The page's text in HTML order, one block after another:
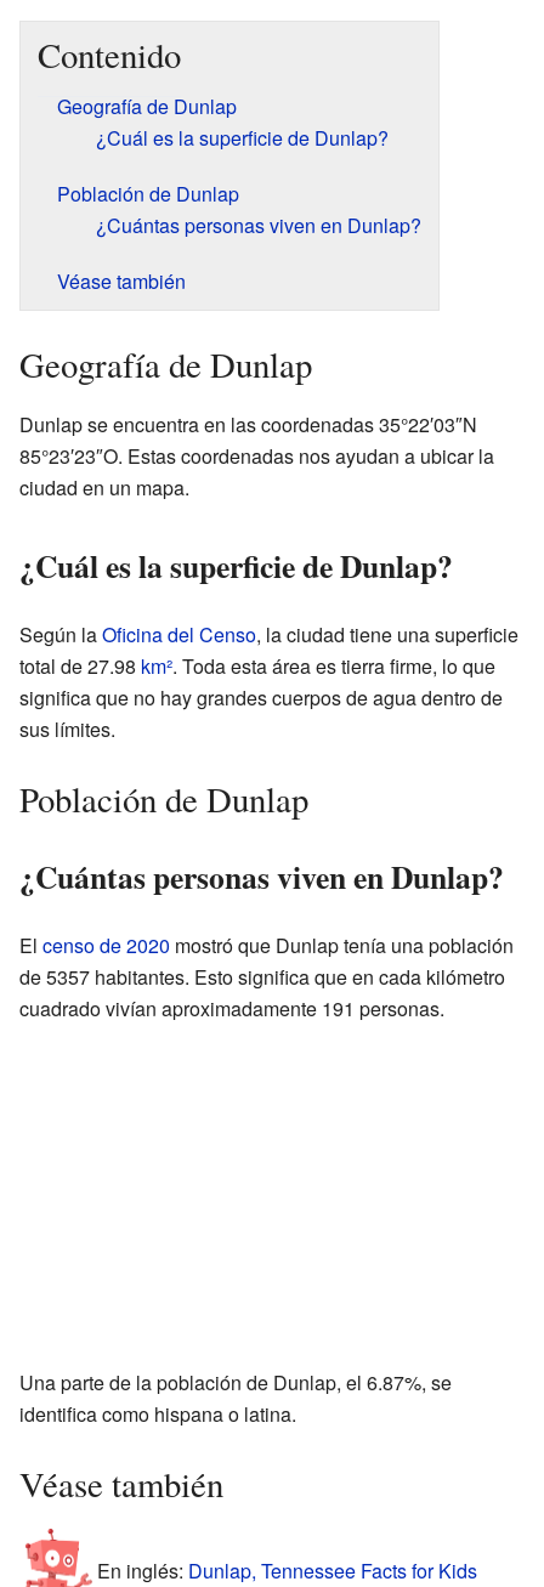
Contenido
Geografía de Dunlap
¿Cuál es la superficie de Dunlap?
Población de Dunlap
¿Cuántas personas viven en Dunlap?
Véase también
Geografía de Dunlap
Dunlap se encuentra en las coordenadas 35°22′03″N
85°23′23″O. Estas coordenadas nos ayudan a ubicar la
ciudad en un mapa.
¿Cuál es la superficie de Dunlap?
Según laOficina del Censo, la ciudad tiene una superficie
total de 27.98 km². Toda esta área es tierra firme, lo que
significa que no hay grandes cuerpos de agua dentro de
sus límites.
Población de Dunlap
¿Cuántas personas viven en Dunlap?
El censo de 2020 mostró que Dunlap tenía una población
de 5357 habitantes. Esto significa que en cada kilómetro
cuadrado vivían aproximadamente 191 personas.
Una parte de la población de Dunlap, el 6.87%, se
identifica como hispana o latina.
Véase también
En inglés: Dunlap, Tennessee Facts for Kids